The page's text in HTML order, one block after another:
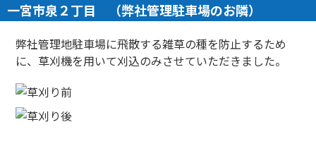
一宮市泉２丁目 （弊社管理駐車場のお隣）
弊社管理地駐車場に飛散する雑草の種を防止するため
に、草刈機を用いて刈込のみさせていただきました。